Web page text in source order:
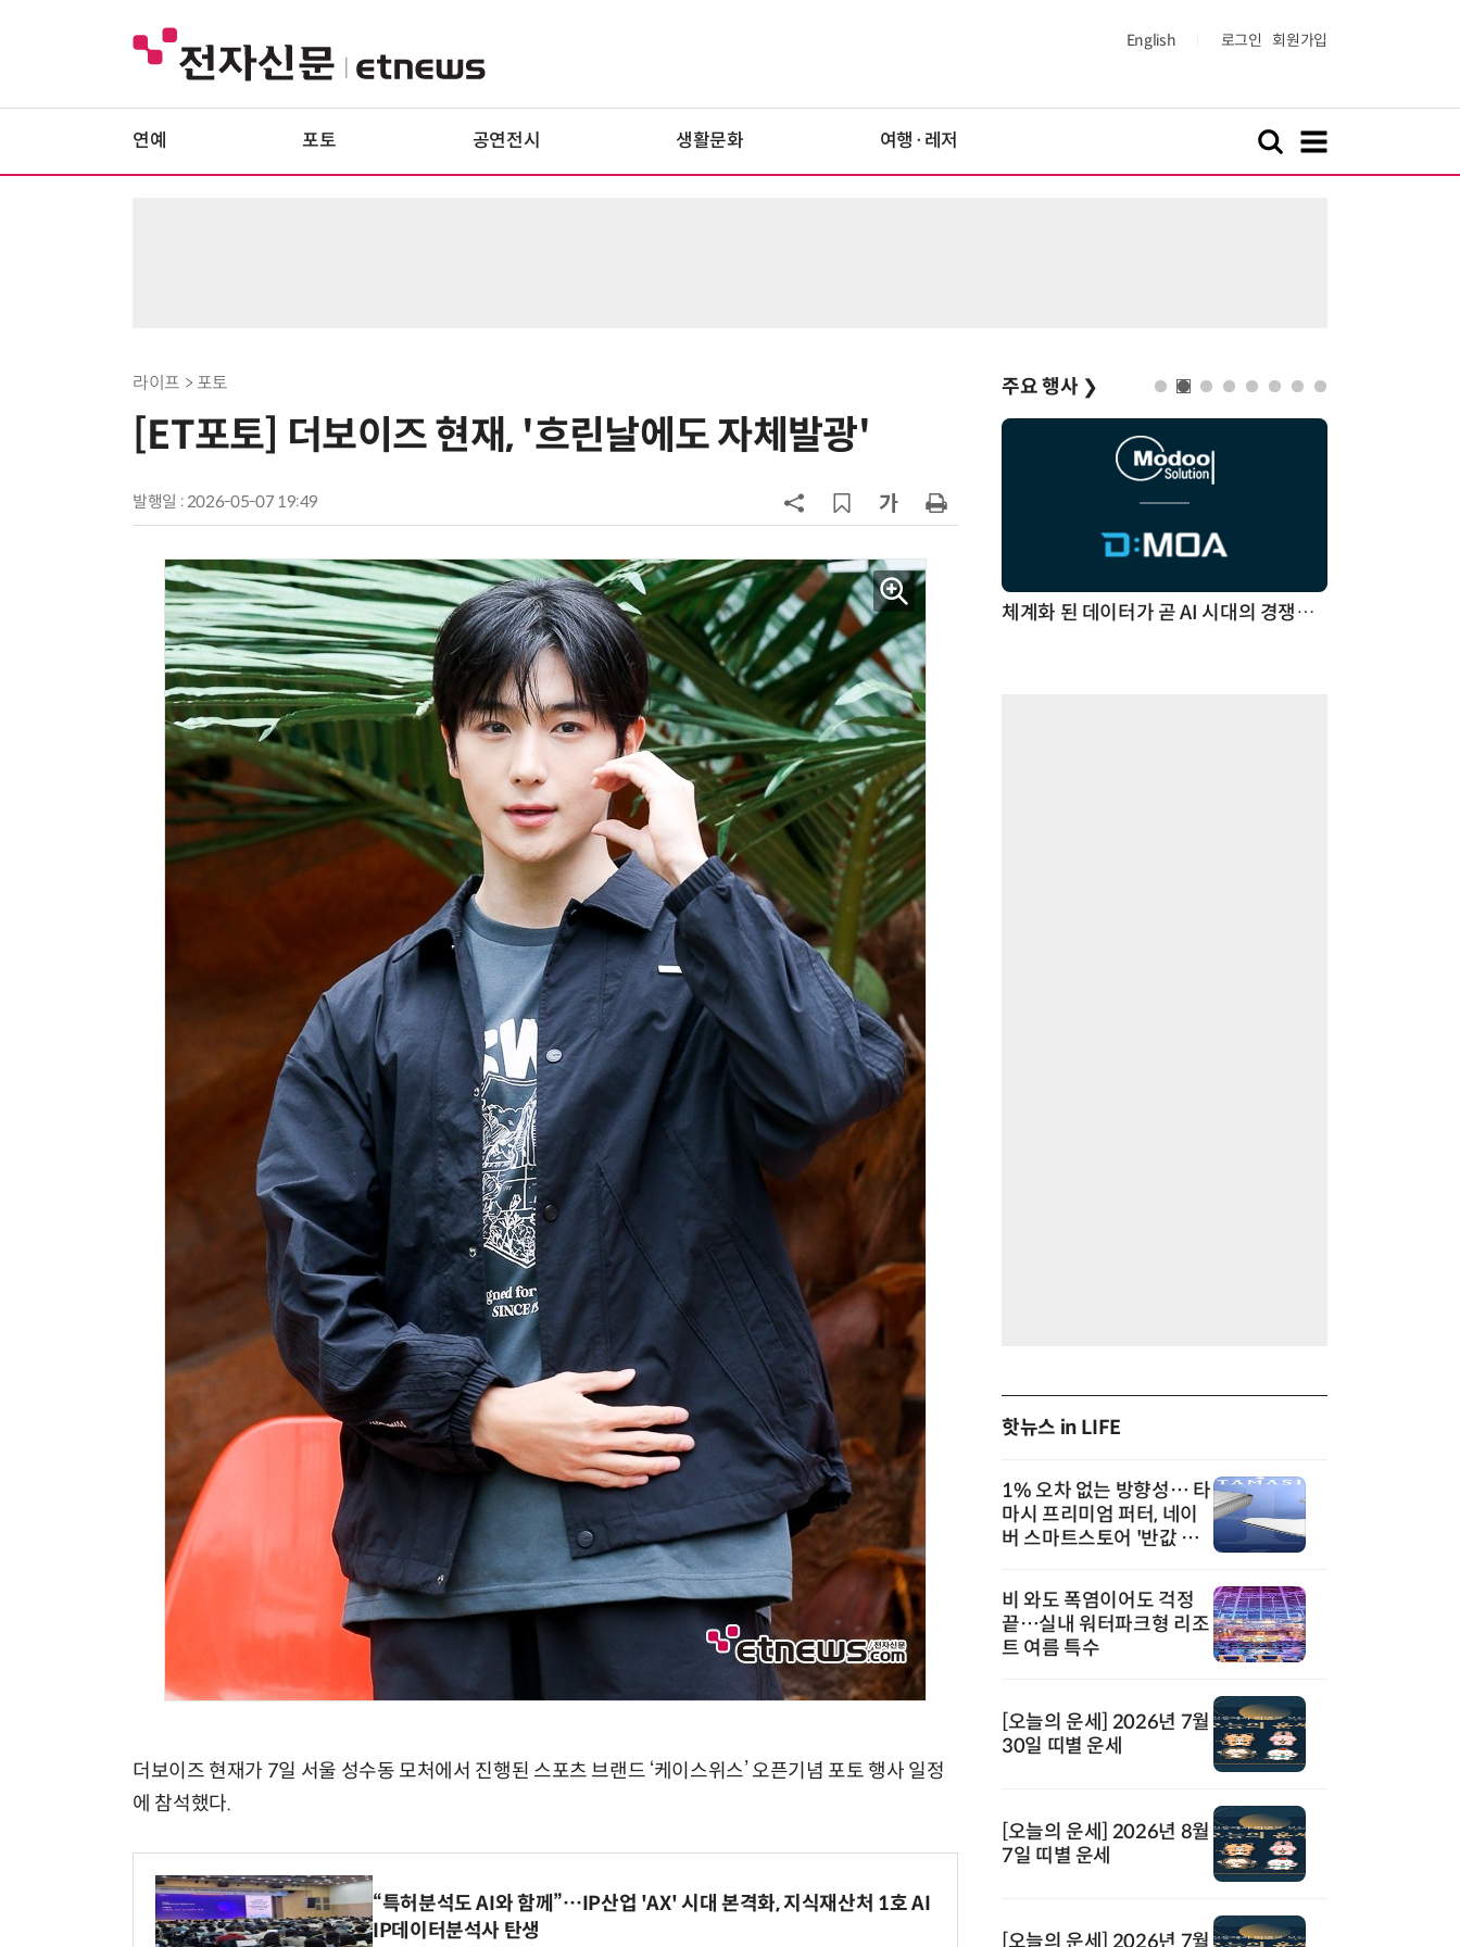
English 로그인 회원가입
연예 포토 공연전시 생활문화 여행·레저
라이프 > 포토
[ET포토] 더보이즈 현재, '흐린날에도 자체발광'
발행일 : 2026-05-07 19:49
더보이즈 현재가 7일 서울 성수동 모처에서 진행된 스포츠 브랜드 ‘케이스위스’ 오픈기념 포토 행사 일정
에 참석했다.
“특허분석도 AI와 함께”…IP산업 'AX' 시대 본격화, 지식재산처 1호 AI
IP데이터분석사 탄생
주요 행사 ❯
AI Native Enterprise를 지원하는 AI Ready Data 플랫폼 활용 전략 체계화 된 데이터가 곧 AI 시대의 경쟁력이다
핫뉴스 in LIFE
1% 오차 없는 방향성… 타
마시 프리미엄 퍼터, 네이
버 스마트스토어 '반값 할
비 와도 폭염이어도 걱정
끝…실내 워터파크형 리조
트 여름 특수
[오늘의 운세] 2026년 7월
30일 띠별 운세
[오늘의 운세] 2026년 8월
7일 띠별 운세
[오늘의 운세] 2026년 7월